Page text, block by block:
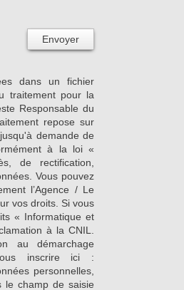
Envoyer
dans un fichier
traitement pour la
Responsable du
repose sur
demande de
à la loi «
de rectification,
Vous pouvez
l’Agence / Le
vos droits. Si vous
« Informatique et
à la CNIL.
au démarchage
inscrire ici :
personnelles,
le champ de saisie